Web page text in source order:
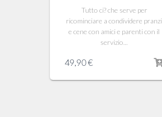
Tutto ci? che serve per
ricominciare a condividere pranzi
e cene con amici e parenti con il
servizio...
49,90€